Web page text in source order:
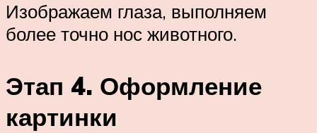
Изображаем глаза, выполняем
более точно нос животного.
Этап 4. Оформление
картинки